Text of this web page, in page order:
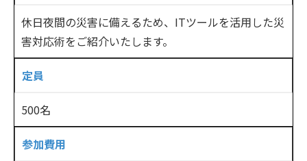
休日夜間の災害に備えるため、ITツールを活用した災
害対応術をご紹介いたします。
定員
500名
参加費用